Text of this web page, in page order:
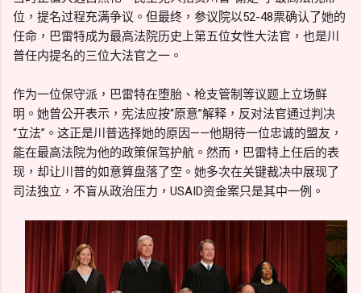
位，提名过程充满争议。但最终，参议院以52-48票确认了她的
任命，巴雷特成为最高法院历史上第五位女性大法官，也是川
普任内提名的三位大法官之一。
作为一位保守派，巴雷特在堕胎、枪支管制等议题上立场鲜
明。她曾公开表示，宪法应按“原意”解释，反对法官通过判决
“立法”。这正是川普选择她的原因——他期待一位忠诚的盟友，
能在最高法院为他的政策保驾护航。然而，巴雷特上任后的表
现，却让川普的如意算盘落了空。她多次在关键裁决中展现了
司法独立，不盲从政治压力，USAID资金案只是其中一例。